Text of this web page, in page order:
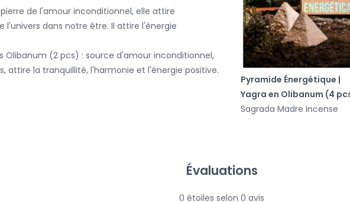
de l'amour inconditionnel, elle attire
dans notre être. Il attire l'énergie
Olibanum (2 pcs) : source d'amour inconditionnel,
attire la tranquillité, l'harmonie et l'énergie positive.
Pyramide Énergétique |
Yagra en Olibanum (4
Sagrada Madre Incense
Évaluations
0 étoiles selon 0 avis